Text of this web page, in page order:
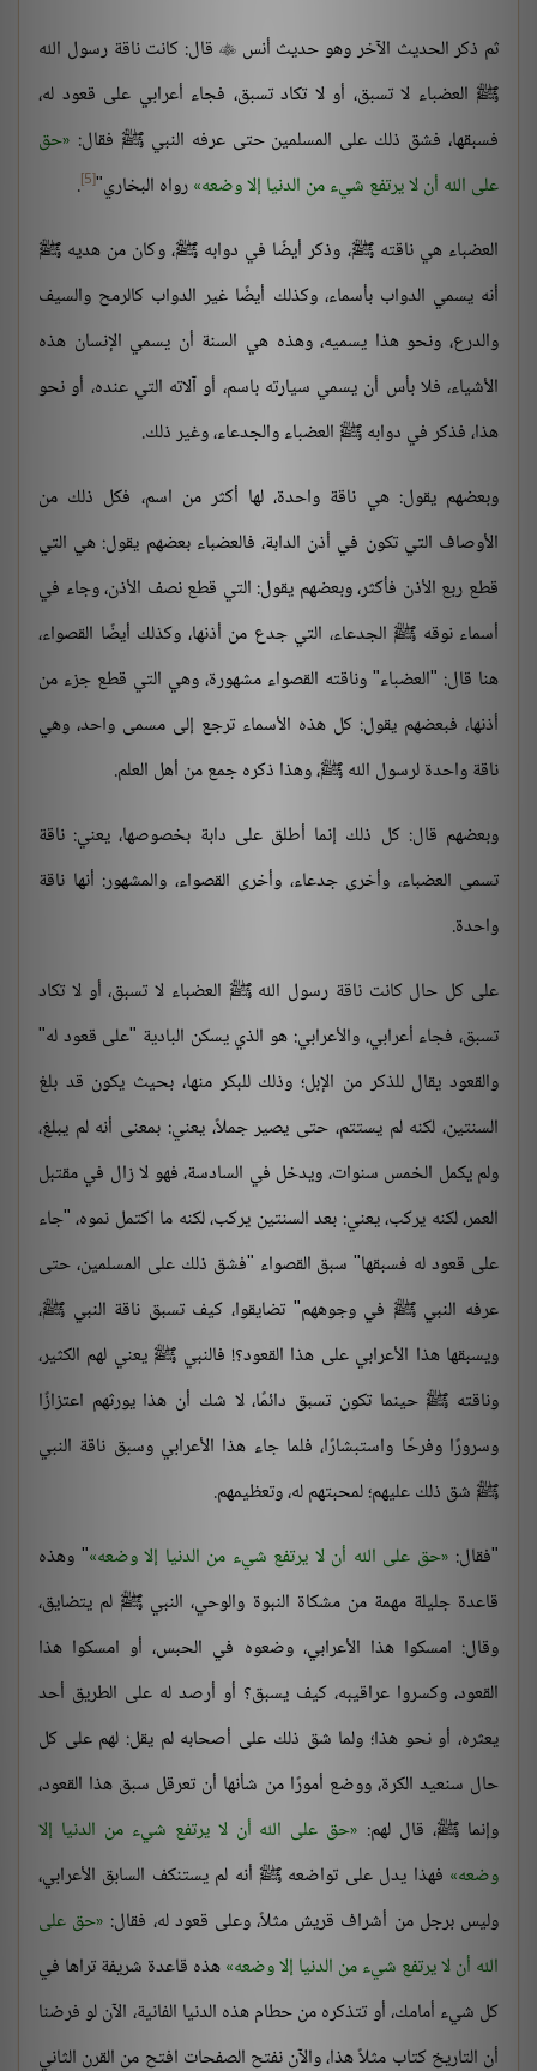
ثم ذكر الحديث الآخر وهو حديث أنس قال: كانت ناقة رسول الله
ﷺ العضباء لا تسبق، أو لا تكاد تسبق، فجاء أعرابي على قعود له،
فسبقها، فشق ذلك على المسلمين حتى عرفه النبي ﷺ فقال: حق
على الله أن لا يرتفع شيء من الدنيا إلا وضعه رواه البخاري"[5]
.
العضباء هي ناقته ﷺ، وذكر أيضًا في دوابه ﷺ، وكان من هديه ﷺ
أنه يسمي الدواب بأسماء، وكذلك أيضًا غير الدواب كالرمح والسيف
والدرع، ونحو هذا يسميه، وهذه هي السنة أن يسمي الإنسان هذه
الأشياء، فلا بأس أن يسمي سيارته باسم، أو آلاته التي عنده، أو نحو
هذا، فذكر في دوابه ﷺ العضباء والجدعاء، وغير ذلك.
وبعضهم يقول: هي ناقة واحدة، لها أكثر من اسم، فكل ذلك من
الأوصاف التي تكون في أذن الدابة، فالعضباء بعضهم يقول: هي التي
قطع ربع الأذن فأكثر، وبعضهم يقول: التي قطع نصف الأذن، وجاء في
أسماء نوقه ﷺ الجدعاء، التي جدع من أذنها، وكذلك أيضًا القصواء،
هنا قال: "العضباء" وناقته القصواء مشهورة، وهي التي قطع جزء من
أذنها، فبعضهم يقول: كل هذه الأسماء ترجع إلى مسمى واحد، وهي
ناقة واحدة لرسول الله ﷺ، وهذا ذكره جمع من أهل العلم.
وبعضهم قال: كل ذلك إنما أطلق على دابة بخصوصها، يعني: ناقة
تسمى العضباء، وأخرى جدعاء، وأخرى القصواء، والمشهور: أنها ناقة
واحدة.
على كل حال كانت ناقة رسول الله ﷺ العضباء لا تسبق، أو لا تكاد
تسبق، فجاء أعرابي، والأعرابي: هو الذي يسكن البادية "على قعود له"
والقعود يقال للذكر من الإبل؛ وذلك للبكر منها، بحيث يكون قد بلغ
السنتين، لكنه لم يستتم، حتى يصير جملاً، يعني: بمعنى أنه لم يبلغ،
ولم يكمل الخمس سنوات، ويدخل في السادسة، فهو لا زال في مقتبل
العمر، لكنه يركب، يعني: بعد السنتين يركب، لكنه ما اكتمل نموه، "جاء
على قعود له فسبقها" سبق القصواء "فشق ذلك على المسلمين، حتى
عرفه النبي ﷺ في وجوههم" تضايقوا، كيف تسبق ناقة النبي ﷺ،
ويسبقها هذا الأعرابي على هذا القعود؟! فالنبي ﷺ يعني لهم الكثير،
وناقته ﷺ حينما تكون تسبق دائمًا، لا شك أن هذا يورثهم اعتزازًا
وسرورًا وفرحًا واستبشارًا، فلما جاء هذا الأعرابي وسبق ناقة النبي
ﷺ شق ذلك عليهم؛ لمحبتهم له، وتعظيمهم.
"فقال: حق على الله أن لا يرتفع شيء من الدنيا إلا وضعه " وهذه
قاعدة جليلة مهمة من مشكاة النبوة والوحي، النبي ﷺ لم يتضايق،
وقال: امسكوا هذا الأعرابي، وضعوه في الحبس، أو امسكوا هذا
القعود، وكسروا عراقيبه، كيف يسبق؟ أو أرصد له على الطريق أحد
يعثره، أو نحو هذا؛ ولما شق ذلك على أصحابه لم يقل: لهم على كل
حال سنعيد الكرة، ووضع أمورًا من شأنها أن تعرقل سبق هذا القعود،
وإنما ﷺ، قال لهم: حق على الله أن لا يرتفع شيء من الدنيا إلا
وضعه فهذا يدل على تواضعه ﷺ أنه لم يستنكف السابق الأعرابي،
وليس برجل من أشراف قريش مثلاً، وعلى قعود له، فقال: حق على
الله أن لا يرتفع شيء من الدنيا إلا وضعه هذه قاعدة شريفة تراها في
كل شيء أمامك، أو تتذكره من حطام هذه الدنيا الفانية، الآن لو فرضنا
أن التاريخ كتاب مثلاً هذا، والآن نفتح الصفحات افتح من القرن الثاني